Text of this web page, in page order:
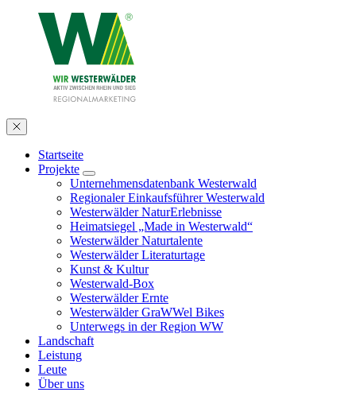
Startseite
Projekte
Unternehmensdatenbank Westerwald
Regionaler Einkaufsführer Westerwald
Westerwälder NaturErlebnisse
Heimatsiegel „Made in Westerwald“
Westerwälder Naturtalente
Westerwälder Literaturtage
Kunst & Kultur
Westerwald-Box
Westerwälder Ernte
Westerwälder GraWWel Bikes
Unterwegs in der Region WW
Landschaft
Leistung
Leute
Über uns